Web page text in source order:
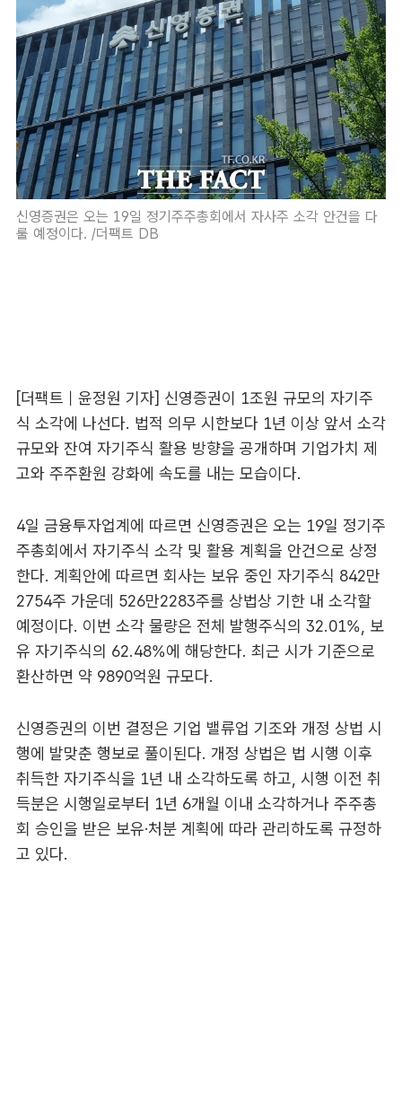
신영증권은 오는 19일 정기주주총회에서 자사주 소각 안건을 다
룰 예정이다. /더팩트 DB
[더팩트｜윤정원 기자] 신영증권이 1조원 규모의 자기주
식 소각에 나선다. 법적 의무 시한보다 1년 이상 앞서 소각
규모와 잔여 자기주식 활용 방향을 공개하며 기업가치 제
고와 주주환원 강화에 속도를 내는 모습이다.
4일 금융투자업계에 따르면 신영증권은 오는 19일 정기주
주총회에서 자기주식 소각 및 활용 계획을 안건으로 상정
한다. 계획안에 따르면 회사는 보유 중인 자기주식 842만
2754주 가운데 526만2283주를 상법상 기한 내 소각할
예정이다. 이번 소각 물량은 전체 발행주식의 32.01%, 보
유 자기주식의 62.48%에 해당한다. 최근 시가 기준으로
환산하면 약 9890억원 규모다.
신영증권의 이번 결정은 기업 밸류업 기조와 개정 상법 시
행에 발맞춘 행보로 풀이된다. 개정 상법은 법 시행 이후
취득한 자기주식을 1년 내 소각하도록 하고, 시행 이전 취
득분은 시행일로부터 1년 6개월 이내 소각하거나 주주총
회 승인을 받은 보유·처분 계획에 따라 관리하도록 규정하
고 있다.